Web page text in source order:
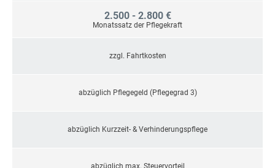
2.500 - 2.800 €
Monatssatz der Pflegekraft
zzgl. Fahrtkosten
abzüglich Pflegegeld (Pflegegrad 3)
abzüglich Kurzzeit- & Verhinderungspflege